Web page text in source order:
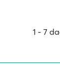
1 ‐ 7